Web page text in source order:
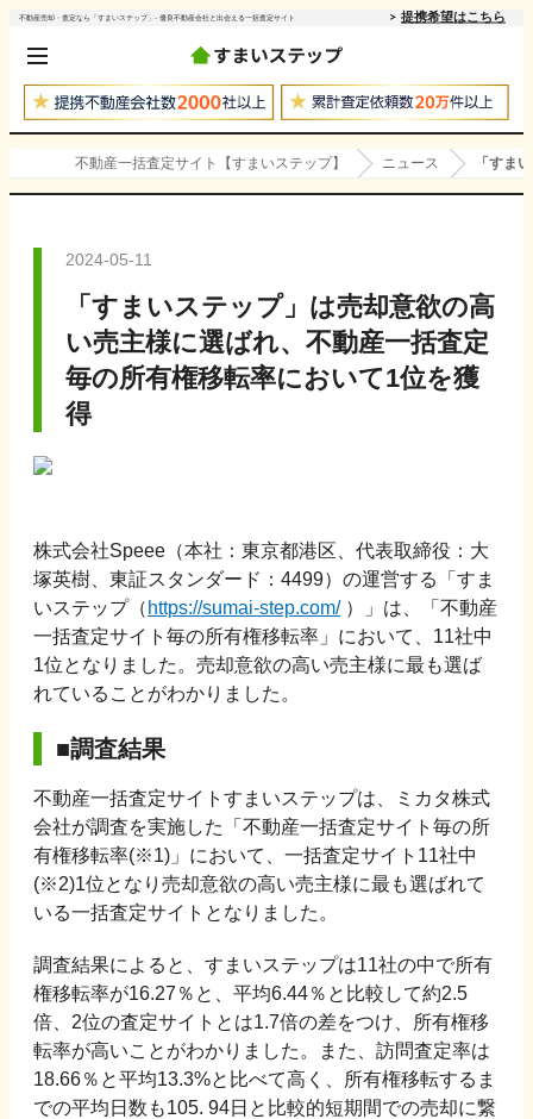
不動産売却・査定なら「すまいステップ」- 優良不動産会社と出会える一括査定サイト 提携希望はこちら
不動産一括査定サイト【すまいステップ】 ニュース 「すま
2024-05-11
「すまいステップ」は売却意欲の高
い売主様に選ばれ、不動産一括査定
毎の所有権移転率において1位を獲
得
株式会社Speee（本社：東京都港区、代表取締役：大
塚英樹、東証スタンダード：4499）の運営する「すま
いステップ（ https://sumai-step.com/）」は、「不動産
一括査定サイト毎の所有権移転率」において、11社中
1位となりました。売却意欲の高い売主様に最も選ば
れていることがわかりました。
■調査結果
不動産一括査定サイトすまいステップは、ミカタ株式
会社が調査を実施した「不動産一括査定サイト毎の所
有権移転率(※1)」において、一括査定サイト11社中
(※2)1位となり売却意欲の高い売主様に最も選ばれて
いる一括査定サイトとなりました。
調査結果によると、すまいステップは11社の中で所有
権移転率が16.27％と、平均6.44％と比較して約2.5
倍、2位の査定サイトとは1.7倍の差をつけ、所有権移
転率が高いことがわかりました。また、訪問査定率は
18.66％と平均13.3%と比べて高く、所有権移転するま
での平均日数も105. 94日と比較的短期間での売却に繋